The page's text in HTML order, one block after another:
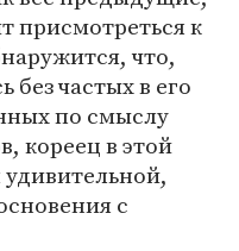
присмотреться к
что,
без частых в его
по смыслу
кореец в этой
удивительной,
с